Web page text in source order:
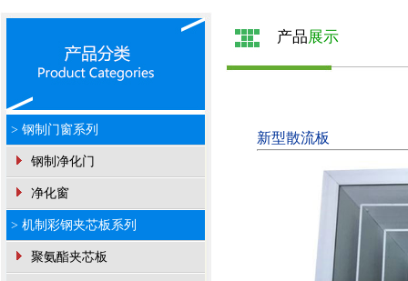
> 钢制门窗系列
钢制净化门
净化窗
> 机制彩钢夹芯板系列
聚氨酯夹芯板
产品展示
新型散流板